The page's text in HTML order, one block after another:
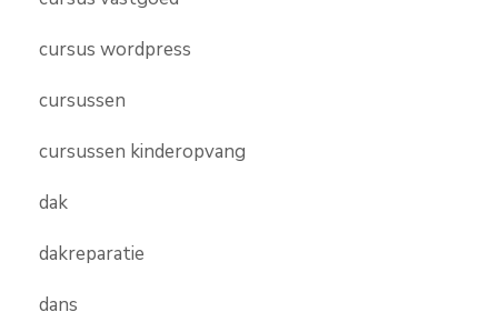
cursus wordpress
cursussen
cursussen kinderopvang
dak
dakreparatie
dans